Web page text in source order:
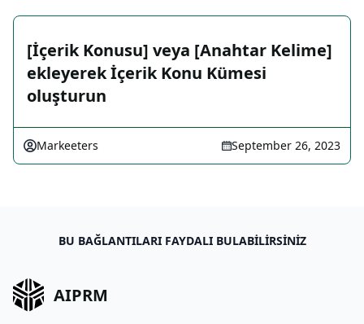
[İçerik Konusu] veya [Anahtar Kelime]
ekleyerek İçerik Konu Kümesi
oluşturun
Markeeters September 26, 2023
BU BAĞLANTILARI FAYDALI BULABILIRSINIZ
AIPRM